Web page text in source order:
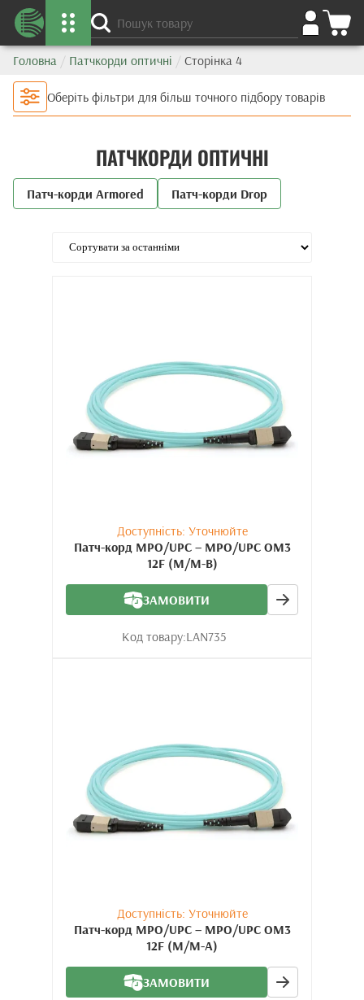
Головна / Патчкорди оптичні / Сторінка 4
Оберіть фільтри для більш точного підбору товарів
ПАТЧКОРДИ ОПТИЧНІ
Патч-корди Armored Патч-корди Drop
Доступність: Уточнюйте
Патч-корд MPO/UPC – MPO/UPC OM3
12F (M/M-B)
ЗАМОВИТИ
Код товару:LAN735
Доступність: Уточнюйте
Патч-корд MPO/UPC – MPO/UPC OM3
12F (M/M-A)
ЗАМОВИТИ